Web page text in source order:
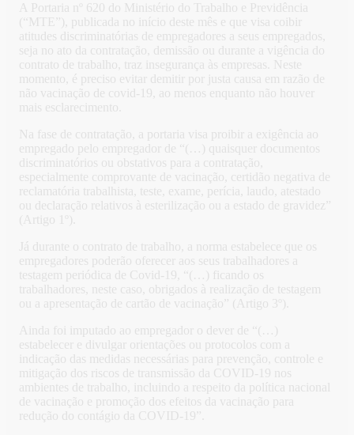
A Portaria nº 620 do Ministério do Trabalho e Previdência
(“MTE”), publicada no início deste mês e que visa coibir
atitudes discriminatórias de empregadores a seus empregados,
seja no ato da contratação, demissão ou durante a vigência do
contrato de trabalho, traz insegurança às empresas. Neste
momento, é preciso evitar demitir por justa causa em razão de
não vacinação de covid-19, ao menos enquanto não houver
mais esclarecimento.
Na fase de contratação, a portaria visa proibir a exigência ao
empregado pelo empregador de “(…) quaisquer documentos
discriminatórios ou obstativos para a contratação,
especialmente comprovante de vacinação, certidão negativa de
reclamatória trabalhista, teste, exame, perícia, laudo, atestado
ou declaração relativos à esterilização ou a estado de gravidez”
(Artigo 1º).
Já durante o contrato de trabalho, a norma estabelece que os
empregadores poderão oferecer aos seus trabalhadores a
testagem periódica de Covid-19, “(…) ficando os
trabalhadores, neste caso, obrigados à realização de testagem
ou a apresentação de cartão de vacinação” (Artigo 3º).
Ainda foi imputado ao empregador o dever de “(…)
estabelecer e divulgar orientações ou protocolos com a
indicação das medidas necessárias para prevenção, controle e
mitigação dos riscos de transmissão da COVID-19 nos
ambientes de trabalho, incluindo a respeito da política nacional
de vacinação e promoção dos efeitos da vacinação para
redução do contágio da COVID-19”.